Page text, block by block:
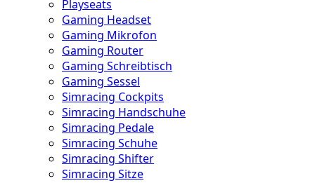
Playseats
Gaming Headset
Gaming Mikrofon
Gaming Router
Gaming Schreibtisch
Gaming Sessel
Simracing Cockpits
Simracing Handschuhe
Simracing Pedale
Simracing Schuhe
Simracing Shifter
Simracing Sitze